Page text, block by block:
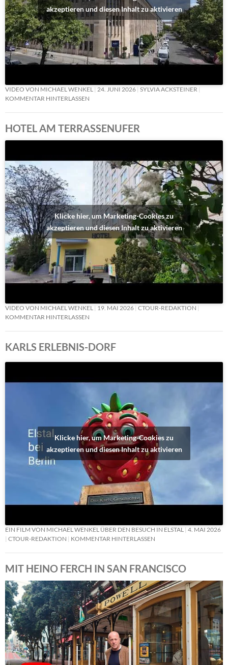
akzeptieren und diesen Inhalt zu aktivieren
VIDEO VON MICHAEL WENKEL 24. JUNI 2026 SYLVIA ACKSTEINER
KOMMENTAR HINTERLASSEN
HOTEL AM TERRASSENUFER
Klicke hier, um Marketing-Cookies zu
akzeptieren und diesen Inhalt zu aktivieren
VIDEO VON MICHAEL WENKEL 19. MAI 2026 CTOUR-REDAKTION
KOMMENTAR HINTERLASSEN
KARLS ERLEBNIS-DORF
Klicke hier, um Marketing-Cookies zu
akzeptieren und diesen Inhalt zu aktivieren
EIN FILM VON MICHAEL WENKEL ÜBER DEN BESUCH IN ELSTAL
4. MAI 2026
CTOUR-REDAKTION
KOMMENTAR HINTERLASSEN
MIT HEINO FERCH IN SAN FRANCISCO